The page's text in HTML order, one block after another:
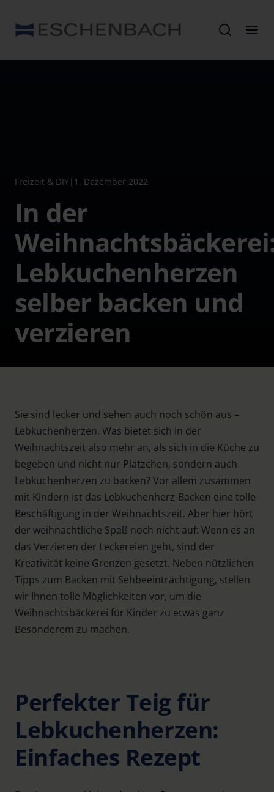
Freizeit & DIY| 1. Dezember 2022
In der
Lebkuchenherzen
selber backen und
verzieren
Sie sind lecker und sehen auch noch schön aus –
Lebkuchenherzen. Was bietet sich in der
Weihnachtszeit also mehr an, als sich in die Küche zu
begeben und nicht nur Plätzchen, sondern auch
Lebkuchenherzen zu backen? Vor allem zusammen
mit Kindern ist das Lebkuchenherz-Backen eine tolle
Beschäftigung in der Weihnachtszeit. Aber hier hört
der weihnachtliche Spaß noch nicht auf: Wenn es an
das Verzieren der Leckereien geht, sind der
Kreativität keine Grenzen gesetzt. Neben nützlichen
Tipps zum Backen mit Sehbeeinträchtigung, stellen
wir Ihnen tolle Möglichkeiten vor, um die
Weihnachtsbäckerei für Kinder zu etwas ganz
Besonderem zu machen.
Perfekter Teig für
Lebkuchenherzen:
Einfaches Rezept